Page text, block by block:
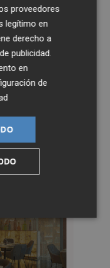
proveedores
legítimo en
derecho a
publicidad
en
de